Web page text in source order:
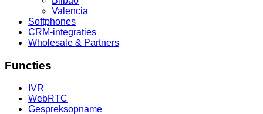
Valencia
Softphones
CRM-integraties
Wholesale & Partners
Functies
IVR
WebRTC
Gespreksopname